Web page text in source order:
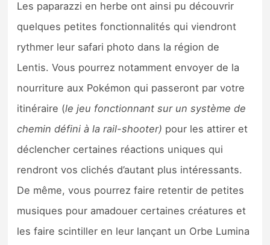
Sorties de jeux
Bons plans
Guides
Les paparazzi en herbe ont ainsi pu découvrir
quelques petites fonctionnalités qui viendront
rythmer leur safari photo dans la région de
Lentis. Vous pourrez notamment envoyer de la
nourriture aux Pokémon qui passeront par votre
itinéraire (le jeu fonctionnant sur un système de
chemin défini à la rail-shooter) pour les attirer et
déclencher certaines réactions uniques qui
rendront vos clichés d’autant plus intéressants.
De même, vous pourrez faire retentir de petites
musiques pour amadouer certaines créatures et
les faire scintiller en leur lançant un Orbe Lumina